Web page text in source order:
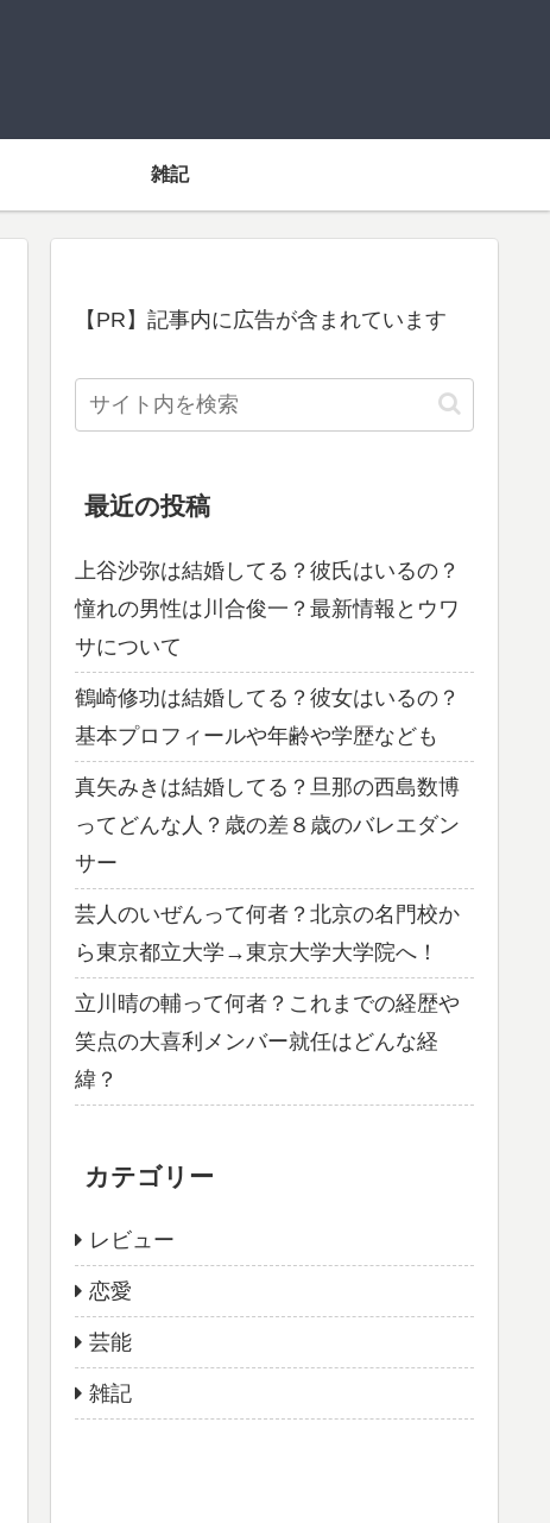
雑記
【PR】記事内に広告が含まれています
最近の投稿
上谷沙弥は結婚してる？彼氏はいるの？
憧れの男性は川合俊一？最新情報とウワ
サについて
鶴崎修功は結婚してる？彼女はいるの？
基本プロフィールや年齢や学歴なども
真矢みきは結婚してる？旦那の西島数博
ってどんな人？歳の差８歳のバレエダン
サー
芸人のいぜんって何者？北京の名門校か
ら東京都立大学→東京大学大学院へ！
立川晴の輔って何者？これまでの経歴や
笑点の大喜利メンバー就任はどんな経
緯？
カテゴリー
レビュー
恋愛
芸能
雑記